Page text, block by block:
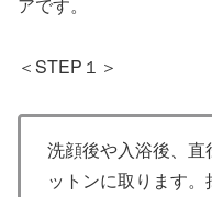
＜STEP１＞
洗顔後や入浴後、
ットンに取ります